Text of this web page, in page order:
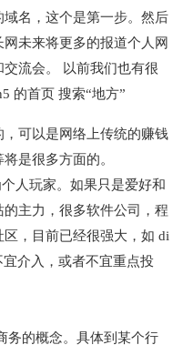
名，这个是第一步。然后
未来将更多的报道个人网
流会。 以前我们也有很
的首页 搜索“地方”
可以是网络上传统的赚钱
是很多方面的。
人玩家。如果只是爱好和
主力，很多软件公司，程
，目前已经很强大，如 di
宜介入，或者不宜重点投
务的概念。具体到某个行